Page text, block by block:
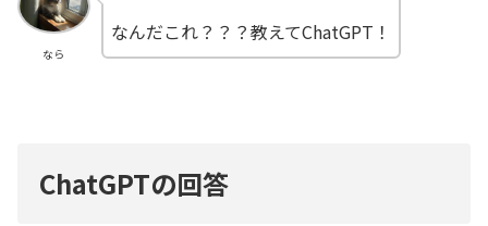
なら
なんだこれ？？？教えてChatGPT！
ChatGPTの回答